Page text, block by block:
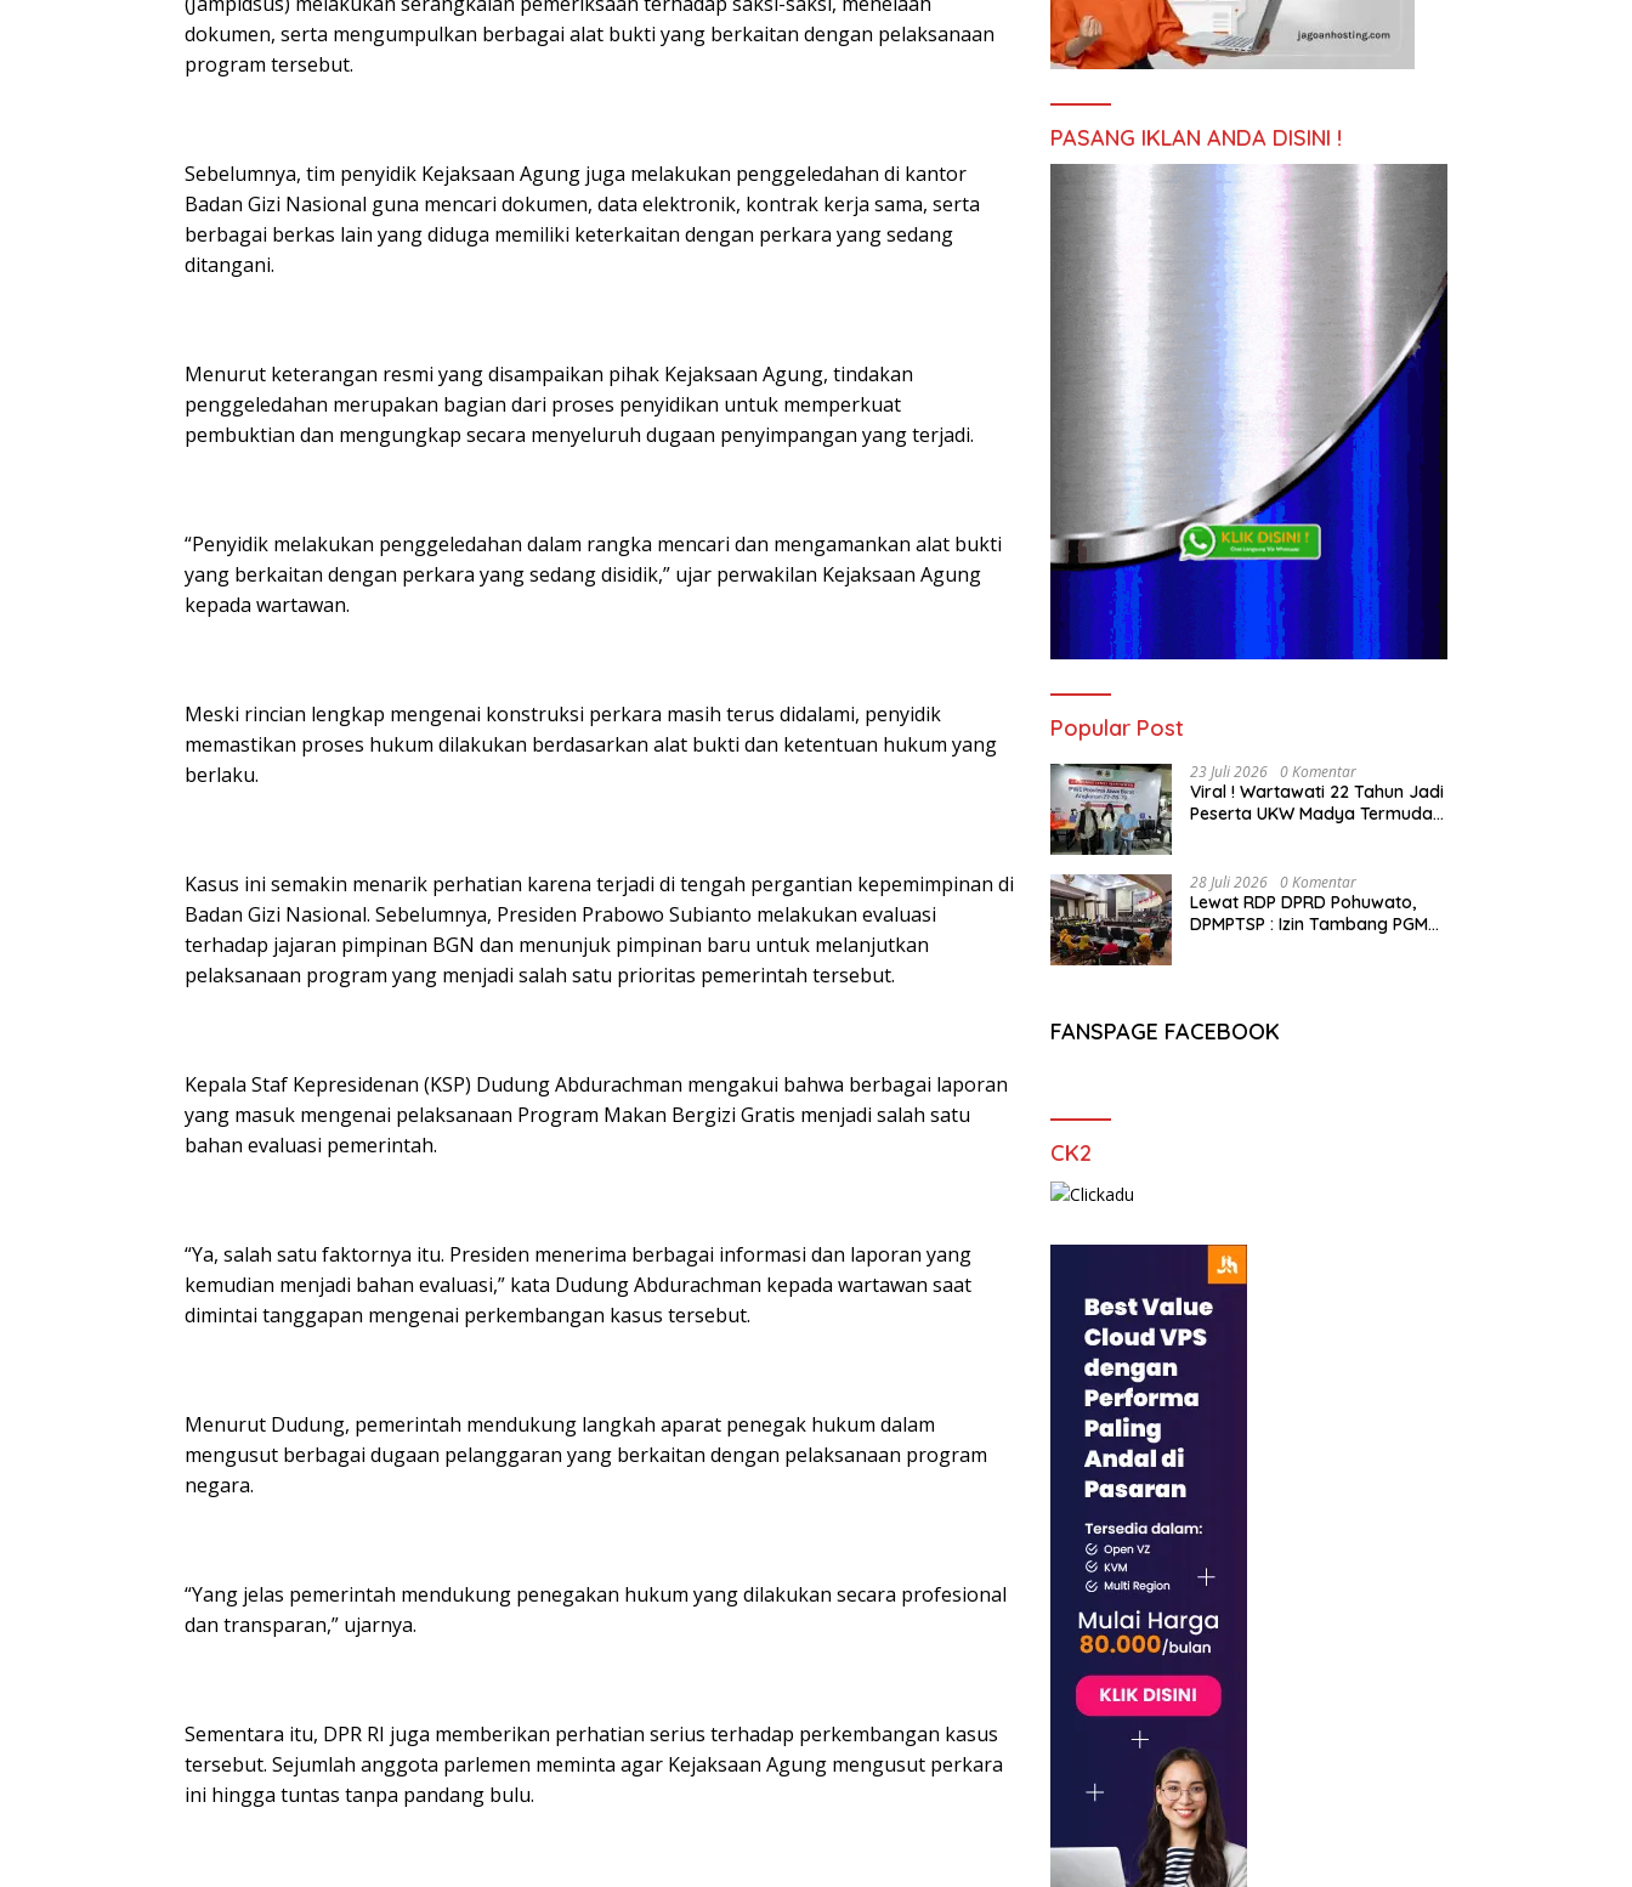
dokumen, serta mengumpulkan berbagai alat bukti yang berkaitan dengan pelaksanaan
program tersebut.
Sebelumnya, tim penyidik Kejaksaan Agung juga melakukan penggeledahan di kantor
Badan Gizi Nasional guna mencari dokumen, data elektronik, kontrak kerja sama, serta
berbagai berkas lain yang diduga memiliki keterkaitan dengan perkara yang sedang
ditangani.
Menurut keterangan resmi yang disampaikan pihak Kejaksaan Agung, tindakan
penggeledahan merupakan bagian dari proses penyidikan untuk memperkuat
pembuktian dan mengungkap secara menyeluruh dugaan penyimpangan yang terjadi.
“Penyidik melakukan penggeledahan dalam rangka mencari dan mengamankan alat bukti
yang berkaitan dengan perkara yang sedang disidik,” ujar perwakilan Kejaksaan Agung
kepada wartawan.
Meski rincian lengkap mengenai konstruksi perkara masih terus didalami, penyidik
memastikan proses hukum dilakukan berdasarkan alat bukti dan ketentuan hukum yang
berlaku.
Kasus ini semakin menarik perhatian karena terjadi di tengah pergantian kepemimpinan di
Badan Gizi Nasional. Sebelumnya, Presiden Prabowo Subianto melakukan evaluasi
terhadap jajaran pimpinan BGN dan menunjuk pimpinan baru untuk melanjutkan
pelaksanaan program yang menjadi salah satu prioritas pemerintah tersebut.
Kepala Staf Kepresidenan (KSP) Dudung Abdurachman mengakui bahwa berbagai laporan
yang masuk mengenai pelaksanaan Program Makan Bergizi Gratis menjadi salah satu
bahan evaluasi pemerintah.
“Ya, salah satu faktornya itu. Presiden menerima berbagai informasi dan laporan yang
kemudian menjadi bahan evaluasi,” kata Dudung Abdurachman kepada wartawan saat
dimintai tanggapan mengenai perkembangan kasus tersebut.
Menurut Dudung, pemerintah mendukung langkah aparat penegak hukum dalam
mengusut berbagai dugaan pelanggaran yang berkaitan dengan pelaksanaan program
negara.
“Yang jelas pemerintah mendukung penegakan hukum yang dilakukan secara profesional
dan transparan,” ujarnya.
Sementara itu, DPR RI juga memberikan perhatian serius terhadap perkembangan kasus
tersebut. Sejumlah anggota parlemen meminta agar Kejaksaan Agung mengusut perkara
ini hingga tuntas tanpa pandang bulu.
PASANG IKLAN ANDA DISINI !
Popular Post
23 Juli 2026 0 Komentar
Viral ! Wartawati 22 Tahun Jadi
Peserta UKW Madya Termuda
28 Juli 2026 0 Komentar
Lewat RDP DPRD Pohuwato,
DPMPTSP : Izin Tambang PGM
FANSPAGE FACEBOOK
CK2